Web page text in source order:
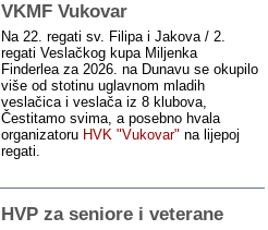
VKMF Vukovar
Na 22. regati sv. Filipa i Jakova / 2.
regati Veslačkog kupa Miljenka
Finderlea za 2026. na Dunavu se okupilo
više od stotinu uglavnom mladih
veslačica i veslača iz 8 klubova,
Čestitamo svima, a posebno hvala
organizatoru HVK "Vukovar" na lijepoj
regati.
HVP za seniore i veterane